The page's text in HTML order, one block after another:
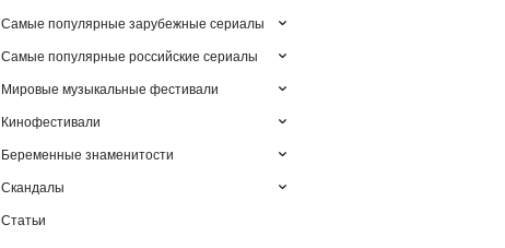
Самые популярные зарубежные сериалы
Самые популярные российские сериалы
Мировые музыкальные фестивали
Кинофестивали
Беременные знаменитости
Скандалы
Статьи